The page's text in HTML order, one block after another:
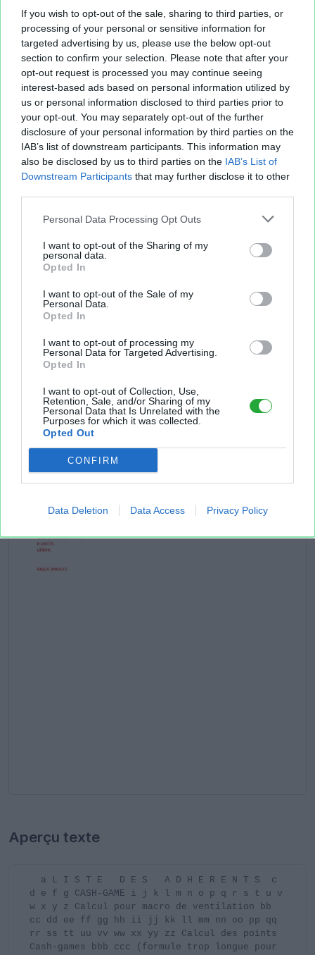
If you wish to opt-out of the sale, sharing to third parties, or
processing of your personal or sensitive information for
targeted advertising by us, please use the below opt-out
section to confirm your selection. Please note that after your
opt-out request is processed you may continue seeing
interest-based ads based on personal information utilized by
us or personal information disclosed to third parties prior to
your opt-out. You may separately opt-out of the further
disclosure of your personal information by third parties on the
IAB’s list of downstream participants. This information may
also be disclosed by us to third parties on the IAB’s List of
Downstream Participants that may further disclose it to other
Personal Data Processing Opt Outs
I want to opt-out of the Sharing of my
personal data.
Opted In
I want to opt-out of the Sale of my
Personal Data.
Opted In
I want to opt-out of processing my
Personal Data for Targeted Advertising.
Opted In
I want to opt-out of Collection, Use,
Retention, Sale, and/or Sharing of my
Personal Data that Is Unrelated with the
Purposes for which it was collected.
Opted Out
CONFIRM
Data Deletion Data Access Privacy Policy
Aperçu texte